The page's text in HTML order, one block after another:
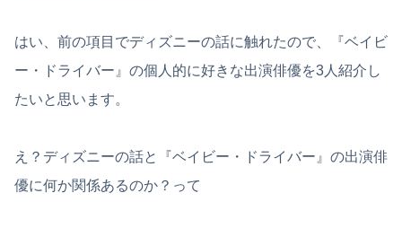
はい、前の項目でディズニーの話に触れたので、『ベイビ
ー・ドライバー』の個人的に好きな出演俳優を3人紹介し
たいと思います。
え？ディズニーの話と『ベイビー・ドライバー』の出演俳
優に何か関係あるのか？って